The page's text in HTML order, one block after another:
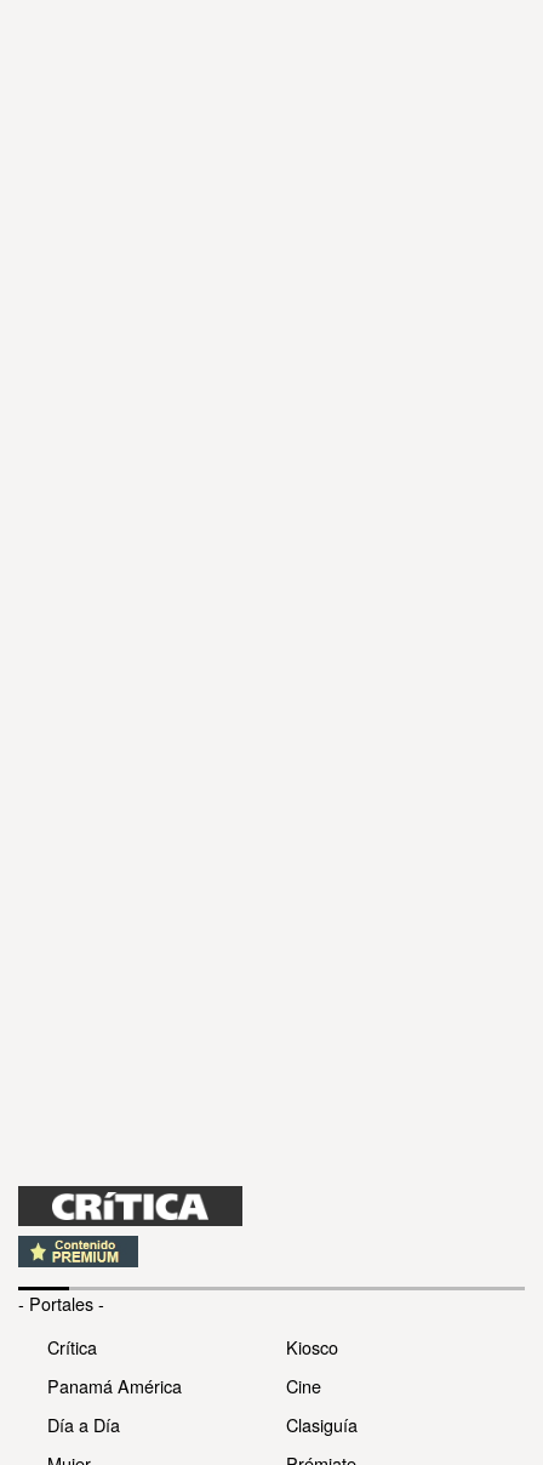
- Portales -
Crítica
Panamá América
Día a Día
Kiosco
Cine
Clasiguía